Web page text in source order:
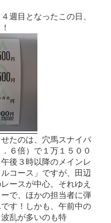
週目となったこの日、
たのは、穴馬スナイパ
６倍）で１万１５００
後３時以降のメインレ
コース」ですが、田辺
ースが中心。それゆえ
で、ほかの担当者に弾
す！しかも、午前中の
乱が多いのも特